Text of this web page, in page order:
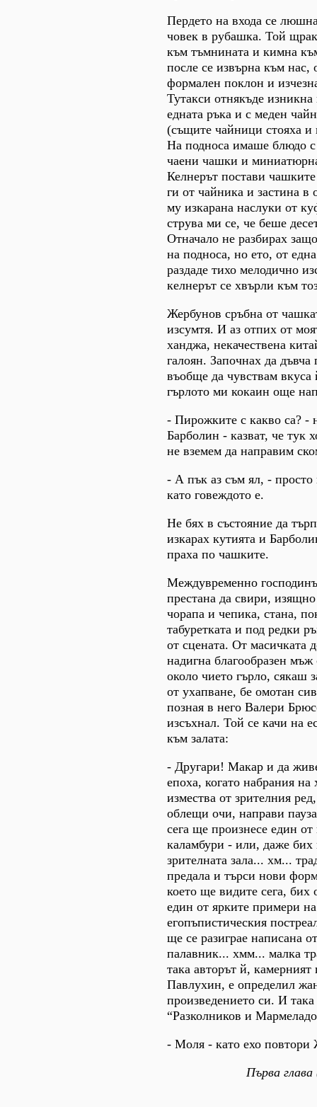
Пердето на входа се
човек в рубашка. Той
към тъмнината и кимна
после се извърна към нас,
формален поклон и
Тутакси отнякъде
едната ръка и с меден
(същите чайници стояха и
На подноса имаше блюдо
чаени чашки и
Келнерът постави
ги от чайника и застина в
му изкарана наслуки от
струва ми се, че беше
Отначало не разбирах
на подноса, но ето, от
раздаде тихо мелодично
келнерът се хвърли към
Жербунов сръбна от
изсумтя. И аз отпих от
ханджа, некачествена
галоян. Започнах да дъвча
въобще да чувствам вкуса
гърлото ми кокаин още
- Пирожките с какво са? -
Барболин - казват, че тук
не вземем да направим
- А пък аз съм ял, - просто
като говеждото е.
Не бях в състояние да
изкарах кутията и
праха по чашките.
Междувременно
престана да свири,
чорапа и чепика, стана,
табуретката и под редки
от сцената. От масичката
надигна благообразен
около чието гърло, сякаш
от ухапване, бе омотан
позная в него Валери
изсъхнал. Той се качи на
към залата:
- Другари! Макар и да
епоха, когато набрания на
измества от зрителния
облещи очи, направи
сега ще произнесе един
каламбури - или, даже бих
зрителната зала... хм...
предала и търси нови
което ще видите сега, бих
един от ярките примери
егопъпистическия
ще се разиграе написана
палавник... хмм... малка
така авторът й,
Павлухин, е определил
произведението си. И така
“Разколников и
- Моля - като ехо
Първа